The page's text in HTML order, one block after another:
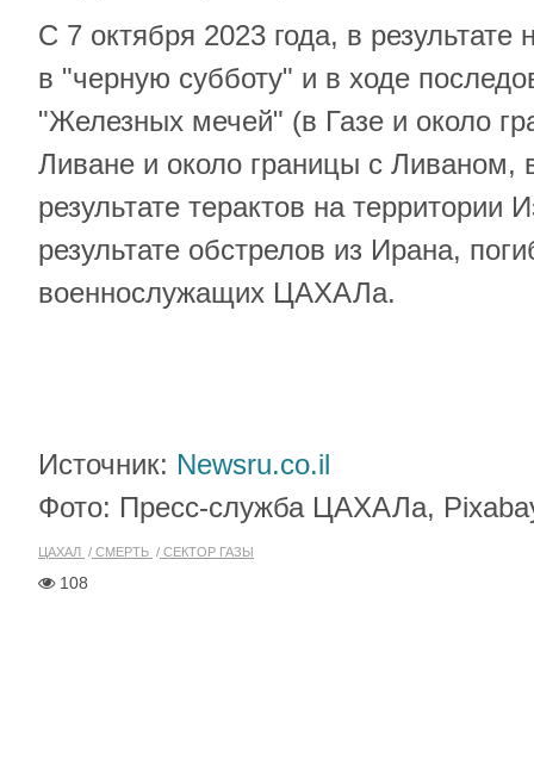
С 7 октября 2023 года, в результате
в "черную субботу" и в ходе
"Железных мечей" (в Газе и около
Ливане и около границы с
результате терактов на территории
результате обстрелов из Ирана,
военнослужащих ЦАХАЛа.
Источник: Newsru.co.il
Фото: Пресс-служба ЦАХАЛа,
ЦАХАЛ СМЕРТЬ СЕКТОР ГАЗЫ
108